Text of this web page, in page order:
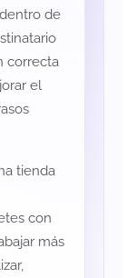
de
correcta
el
tienda
con
más